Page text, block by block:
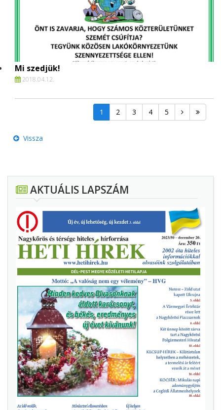
Mi szedjük!
2018.04.12.
1 2 3 4 5
Vissza
AKTUÁLIS LAPSZÁM